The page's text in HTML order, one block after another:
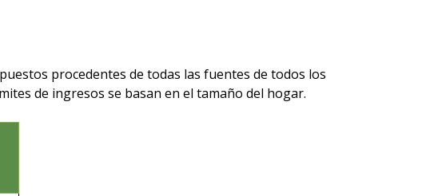
procedentes de todas las fuentes de todos los
de ingresos se basan en el tamaño del hogar.